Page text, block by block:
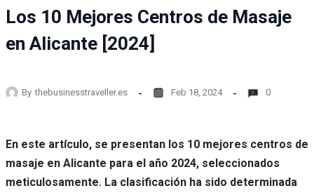
Los 10 Mejores Centros de Masaje
en Alicante [2024]
By thebusinesstraveller.es Feb 18, 2024 0
En este artículo, se presentan los 10 mejores centros de
masaje en Alicante para el año 2024, seleccionados
meticulosamente. La clasificación ha sido determinada